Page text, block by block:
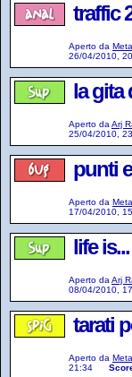
traffic
Aperto da
26/04/2010,
la gita
Aperto da Arj
25/04/2010,
punti
Aperto da
17/04/2010,
life
Aperto da Arj
08/04/2010,
tarati
Aperto da
21:34